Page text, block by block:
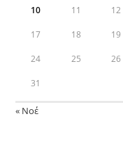
10 11 12
17 18 19
24 25 26
31
« Νοέ